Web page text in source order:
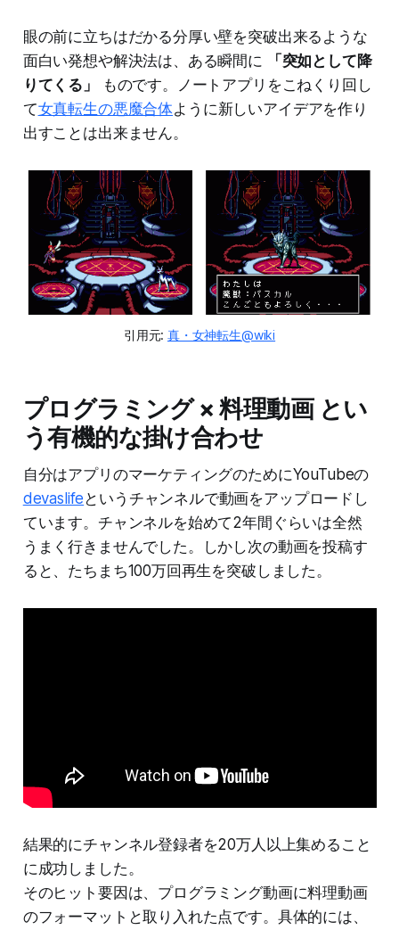
眼の前に立ちはだかる分厚い壁を突破出来るような
面白い発想や解決法は、ある瞬間に
「突如として降
りてくる」
ものです。ノートアプリをこねくり回し
て女真転生の悪魔合体ように新しいアイデアを作り
出すことは出来ません。
引用元: 真・女神転生@wiki
プログラミング × 料理動画 とい
う有機的な掛け合わせ
自分はアプリのマーケティングのためにYouTubeの
devaslife というチャンネルで動画をアップロードし
ています。チャンネルを始めて2年間ぐらいは全然
うまく行きませんでした。しかし次の動画を投稿す
ると、たちまち100万回再生を突破しました。
結果的にチャンネル登録者を20万人以上集めること
に成功しました。
そのヒット要因は、プログラミング動画に料理動画
のフォーマットと取り入れた点です。具体的には、